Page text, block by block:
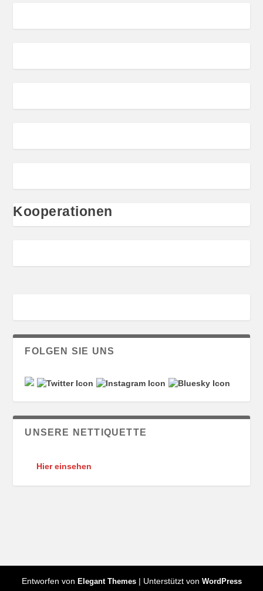
Kooperationen
FOLGEN SIE UNS
UNSERE NETTIQUETTE
Hier einsehen
Entworfen von Elegant Themes| Unterstützt von WordPress